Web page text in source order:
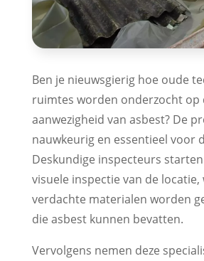
Ben je nieuwsgierig hoe oude
ruimtes worden onderzocht op
aanwezigheid van asbest? De
nauwkeurig en essentieel voor
Deskundige inspecteurs
visuele inspectie van de locatie,
verdachte materialen worden
die asbest kunnen bevatten.
Vervolgens nemen deze